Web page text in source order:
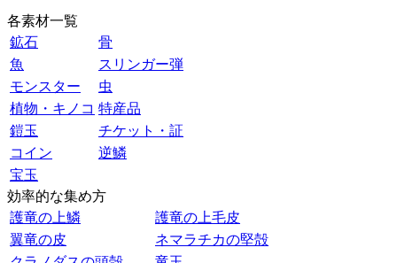
各素材一覧
鉱石
骨
魚
スリンガー弾
モンスター
虫
植物・キノコ 特産品
鎧玉
チケット・証
コイン
逆鱗
宝玉
効率的な集め方
護竜の上鱗
護竜の上毛皮
翼竜の皮
ネマラチカの堅殻